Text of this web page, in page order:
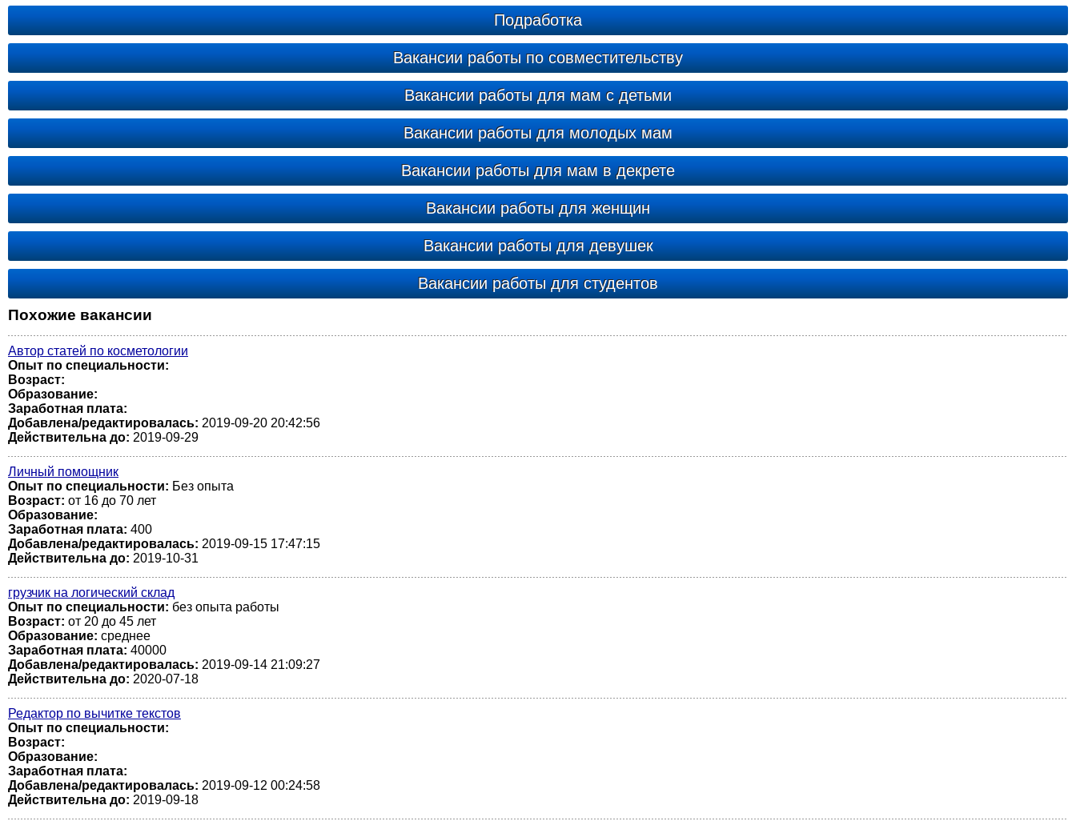
Подработка
Вакансии работы по совместительству
Вакансии работы для мам с детьми
Вакансии работы для молодых мам
Вакансии работы для мам в декрете
Вакансии работы для женщин
Вакансии работы для девушек
Вакансии работы для студентов
Похожие вакансии
Автор статей по косметологии
Опыт по специальности:
Возраст:
Образование:
Заработная плата:
Добавлена/редактировалась: 2019-09-20 20:42:56
Действительна до: 2019-09-29
Личный помощник
Опыт по специальности: Без опыта
Возраст: от 16 до 70 лет
Образование:
Заработная плата: 400
Добавлена/редактировалась: 2019-09-15 17:47:15
Действительна до: 2019-10-31
грузчик на логический склад
Опыт по специальности: без опыта работы
Возраст: от 20 до 45 лет
Образование: среднее
Заработная плата: 40000
Добавлена/редактировалась: 2019-09-14 21:09:27
Действительна до: 2020-07-18
Редактор по вычитке текстов
Опыт по специальности:
Возраст:
Образование:
Заработная плата:
Добавлена/редактировалась: 2019-09-12 00:24:58
Действительна до: 2019-09-18